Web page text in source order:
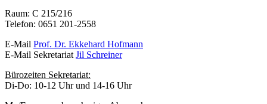
Raum: C 215/216
Telefon: 0651 201-2558
E-Mail Prof. Dr. Ekkehard Hofmann
E-Mail Sekretariat Jil Schreiner
Bürozeiten Sekretariat:
Di-Do: 10-12 Uhr und 14-16 Uhr